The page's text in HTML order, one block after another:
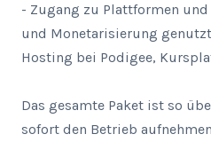
- Zugang zu Plattformen
und Monetarisierung genutzt
Hosting bei Podigee,
Das gesamte Paket ist so
sofort den Betrieb